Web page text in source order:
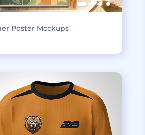
Poster Mockups